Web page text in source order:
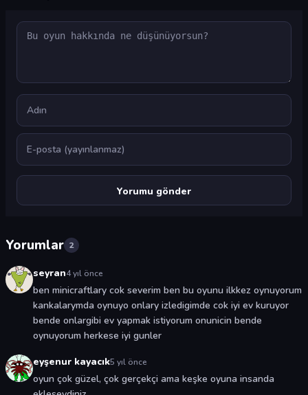
Yorum
Ad
E-posta
Yorumlar 2
seyran4 yıl önce
ben minicraftlary cok severim ben bu oyunu ilkkez oynuyorum
kankalarymda oynuyo onlary izledigimde cok iyi ev kuruyor
bende onlargibi ev yapmak istiyorum onunicin bende
oynuyorum herkese iyi gunler
eyşenur kayacık5 yıl önce
oyun çok güzel, çok gerçekçi ama keşke oyuna insanda